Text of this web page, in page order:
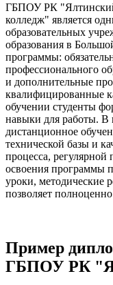
ГБПОУ РК "Ялтинский
колледж" является
образовательных
образования в
программы:
профессионального
и дополнительные
квалифицированные
обучении студенты
навыки для работы. В
дистанционное
технической базы и
процесса, регулярной
освоения программы
уроки, методические
позволяет
Пример
ГБПОУ РК